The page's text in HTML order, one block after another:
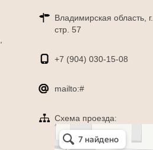
Владимирская область,
стр. 57
+7 (904) 030-15-08
mailto:#
Схема проезда:
Яндекс Карты
Радужный — Яндекс Карты